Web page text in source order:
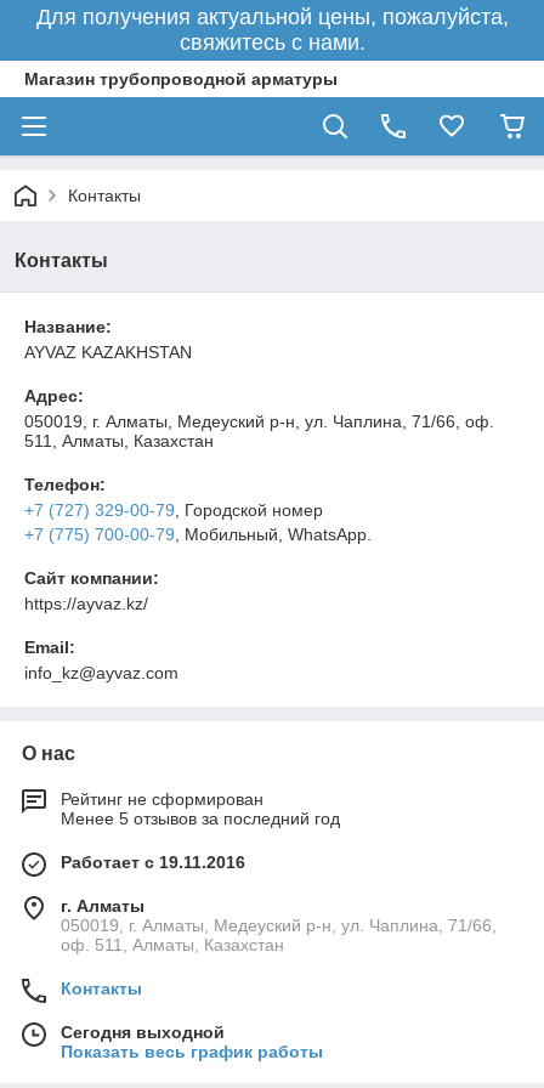
Для получения актуальной цены, пожалуйста,
свяжитесь с нами.
Магазин трубопроводной арматуры
Контакты
Контакты
Название:
AYVAZ KAZAKHSTAN
Адрес:
050019, г. Алматы, Медеуский р-н, ул. Чаплина, 71/66, оф.
511, Алматы, Казахстан
Телефон:
+7 (727) 329-00-79 , Городской номер
+7 (775) 700-00-79 , Мобильный, WhatsApp.
Сайт компании:
https://ayvaz.kz/
Email:
info_kz@ayvaz.com
О нас
Рейтинг не сформирован
Менее 5 отзывов за последний год
Работает с 19.11.2016
г. Алматы
050019, г. Алматы, Медеуский р-н, ул. Чаплина, 71/66,
оф. 511, Алматы, Казахстан
Контакты
Сегодня выходной
Показать весь график работы